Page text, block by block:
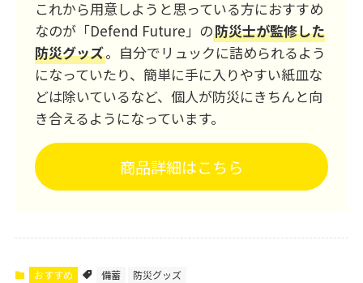
これから用意しようと思っている方におすすめ
なのが「Defend Future」の防災士が監修した
防災グッズ。自分でリュックに詰められるよう
になっていたり、簡単に手に入りやすい紙皿な
どは除いているなど、個人が防災にきちんと向
き合えるようになっています。
商品詳細はこちら
おすすめ 備蓄 防災グッズ